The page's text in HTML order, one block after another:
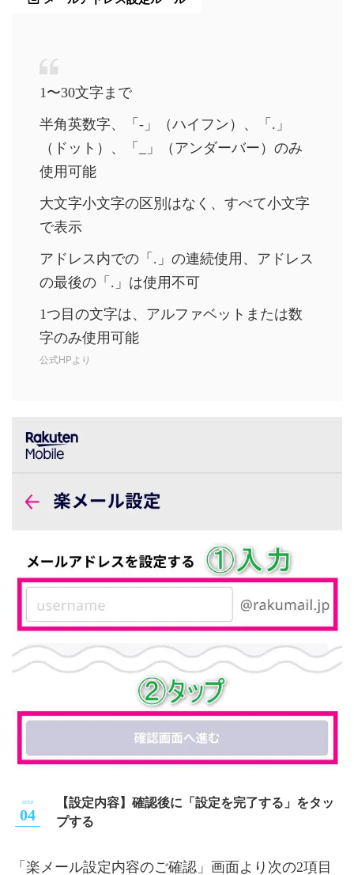
1〜30文字まで
半角英数字、「-」（ハイフン）、「.」
（ドット）、「_」（アンダーバー）のみ
使用可能
大文字小文字の区別はなく、すべて小文字
で表示
アドレス内での「.」の連続使用、アドレス
の最後の「.」は使用不可
1つ目の文字は、アルファベットまたは数
字のみ使用可能
公式HPより
【設定内容】確認後に「設定を完了する」をタッ
プする
「楽メール設定内容のご確認」画面より次の2項目